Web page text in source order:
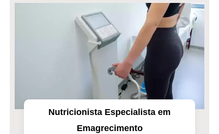
Nutricionista Especialista em
Emagrecimento